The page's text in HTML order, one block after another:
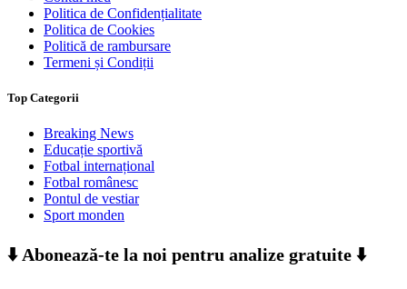
Politica de Confidențialitate
Politica de Cookies
Politică de rambursare
Termeni și Condiții
Top Categorii
Breaking News
Educație sportivă
Fotbal internațional
Fotbal românesc
Pontul de vestiar
Sport monden
⬇️ Abonează-te la noi pentru analize gratuite ⬇️